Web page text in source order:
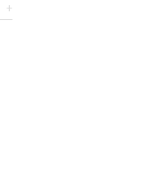
+